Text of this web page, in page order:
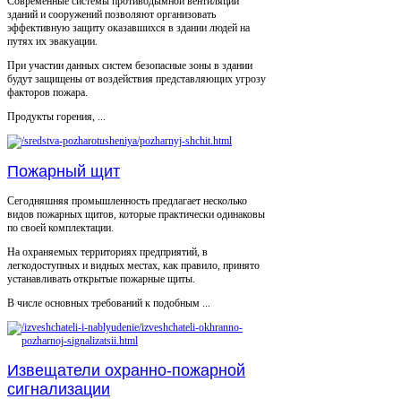
зданий и сооружений позволяют организовать
эффективную защиту оказавшихся в здании людей на
путях их эвакуации.
При участии данных систем безопасные зоны в здании
будут защищены от воздействия представляющих угрозу
факторов пожара.
Продукты горения, ...
Пожарный щит
Сегодняшняя промышленность предлагает несколько
видов пожарных щитов, которые практически одинаковы
по своей комплектации.
На охраняемых территориях предприятий, в
легкодоступных и видных местах, как правило, принято
устанавливать открытые пожарные щиты.
В числе основных требований к подобным ...
Извещатели охранно-пожарной
сигнализации